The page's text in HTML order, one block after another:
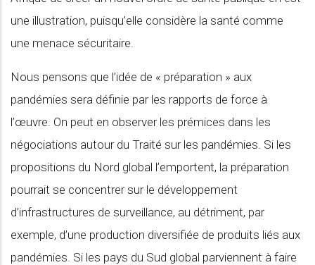
une illustration, puisqu’elle considère la santé comme
une menace sécuritaire.
Nous pensons que l’idée de « préparation » aux
pandémies sera définie par les rapports de force à
l’œuvre. On peut en observer les prémices dans les
négociations autour du Traité sur les pandémies. Si les
propositions du Nord global l’emportent, la préparation
pourrait se concentrer sur le développement
d’infrastructures de surveillance, au détriment, par
exemple, d’une production diversifiée de produits liés aux
pandémies. Si les pays du Sud global parviennent à faire